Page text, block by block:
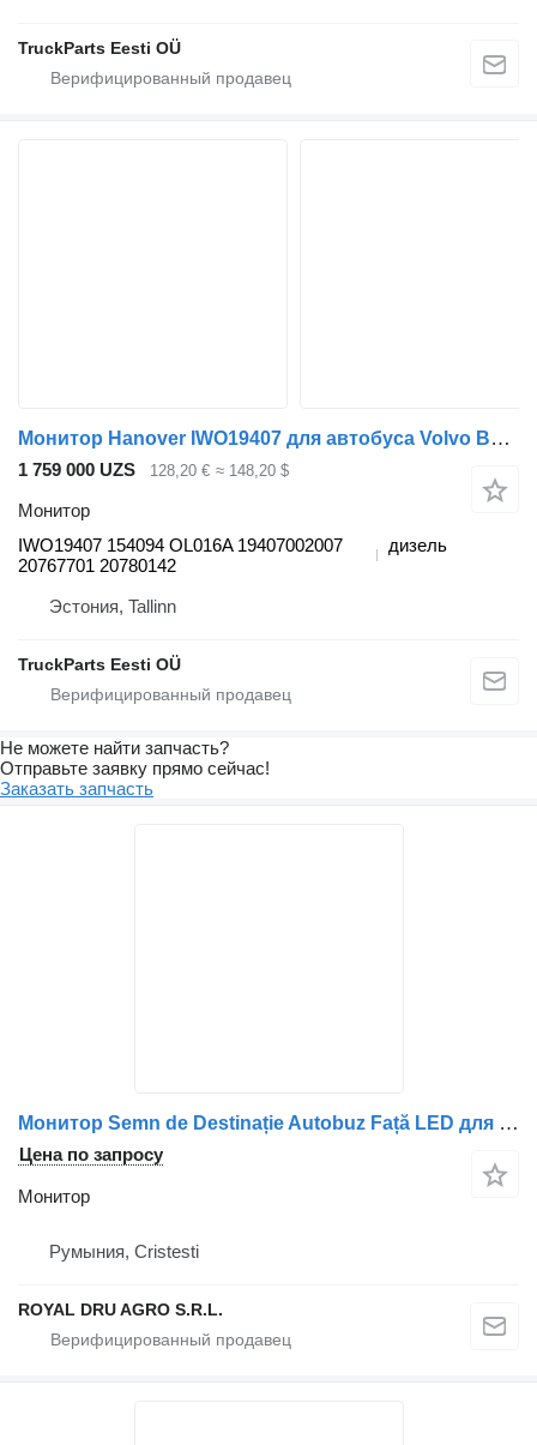
TruckParts Eesti OÜ
Монитор Hanover IWO19407 для автобуса Volvo B7, B8, B9, B12 (2005-)
1 759 000 UZS 128,20 € ≈ 148,20 $
Монитор
IWO19407 154094 OL016A 19407002007
20767701 20780142
дизель
Эстония, Tallinn
TruckParts Eesti OÜ
Не можете найти запчасть?
Отправьте заявку прямо сейчас!
Заказать запчасть
Монитор Semn de Destinație Autobuz Față LED для грузовика Volvo LED191601-702
Цена по запросу
Монитор
Румыния, Cristesti
ROYAL DRU AGRO S.R.L.